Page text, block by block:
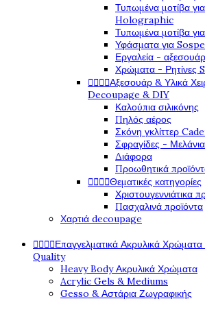
Τυπωμένα μοτίβα
Holographic
Τυπωμένα μοτίβα
Υφάσματα για
Εργαλεία -
Χρώματα - Ρητίνες
Αξεσουάρ & Υλικά
Decoupage & DIY
Καλούπια σιλικόνης
Πηλός αέρος
Σκόνη γκλίττερ
Σφραγίδες - Μελάνια
Διάφορα
Προωθητικά
Θεματικές κατηγορίες
Χριστουγεννιάτικα
Πασχαλινά προϊόντα
Χαρτιά decoupage
Επαγγελματικά Ακρυλικά
Quality
Heavy Body Ακρυλικά Χρώματα
Acrylic Gels & Mediums
Gesso & Αστάρια Ζωγραφικής